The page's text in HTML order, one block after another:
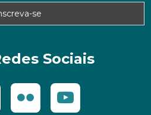
Sociais